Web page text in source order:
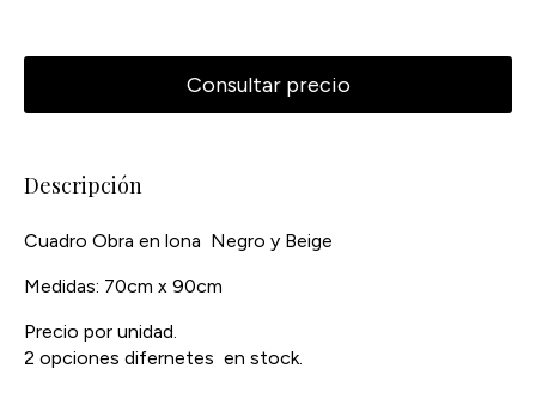
Descripción
Cuadro Obra en lona Negro y Beige
Medidas: 70cm x 90cm
Precio por unidad.
2 opciones difernetes en stock.